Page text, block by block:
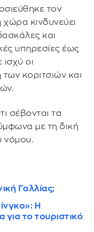
τον
χώρα κινδυνεύει
και
υπηρεσίες έως
οι
κοριτσιών και
σέβονται τα
με τη δική
νόμου.
Γαλλίας;
Η
το τουριστικό